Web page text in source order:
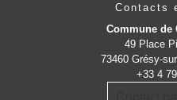
Contacts
Commune de
49 Place
73460 Grésy-
+33 4